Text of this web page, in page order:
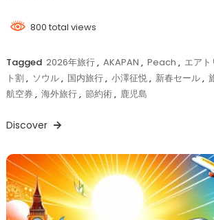
800 total views
Tagged 2026年旅行, AKAPAN , Peach , エアト
ト割, ソウル, 国内旅行, 小澤征悦, 新春セール,
航空券 , 海外旅行, 節約術, 鹿児島
Discover